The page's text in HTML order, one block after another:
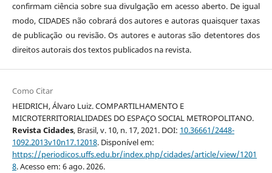
confirmam ciência sobre sua divulgação em acesso aberto. De igual
modo, CIDADES não cobrará dos autores e autoras quaisquer taxas
de publicação ou revisão. Os autores e autoras são detentores dos
direitos autorais dos textos publicados na revista.
Como Citar
HEIDRICH, Álvaro Luiz. COMPARTILHAMENTO E
MICROTERRITORIALIDADES DO ESPAÇO SOCIAL METROPOLITANO.
Revista Cidades, Brasil, v. 10, n. 17, 2021. DOI: 10.36661/2448-
1092.2013v10n17.12018. Disponível em:
https://periodicos.uffs.edu.br/index.php/cidades/article/view/1201
8. Acesso em: 6 ago. 2026.